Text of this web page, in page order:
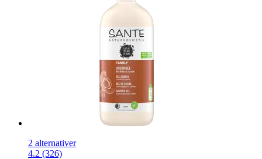
2 alternativer
4.2 (326)